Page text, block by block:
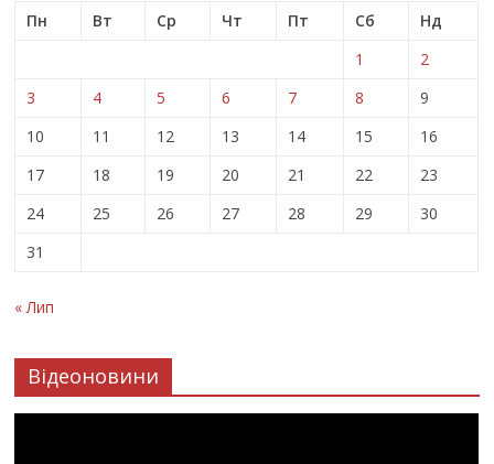
Пн
Вт Ср Чт Пт Сб
Нд
1
2
3
4 5 6 7 8
9
10
11 12 13 14 15
16
17
18 19 20 21 22
23
24
25 26 27 28 29
30
31
« Лип
Відеоновини